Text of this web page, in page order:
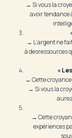
→ Si vous la
avoir tendance
→ L’argent ne
à desressources
«
→ Cette
→ Si vous la
→ Cette
expériences